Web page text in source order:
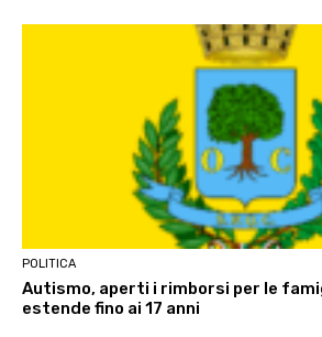
POLITICA
Autismo, aperti i rimborsi per le
estende fino ai 17 anni